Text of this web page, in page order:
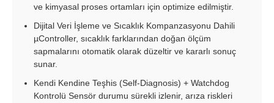
ve kimyasal proses ortamları için optimize edilmiştir.
Dijital Veri İşleme ve Sıcaklık Kompanzasyonu Dahili
µController, sıcaklık farklarından doğan ölçüm
sapmalarını otomatik olarak düzeltir ve kararlı sonuç
sunar.
Kendi Kendine Teşhis (Self-Diagnosis) + Watchdog
Kontrolü Sensör durumu sürekli izlenir, arıza riskleri